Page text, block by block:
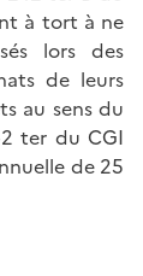
à tort à ne
lors des
de leurs
au sens du
ter du CGI
de 25